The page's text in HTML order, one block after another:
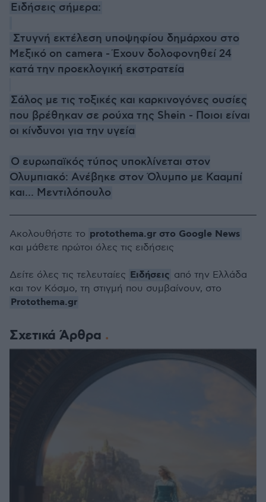
Ειδήσεις σήμερα:
Στυγνή εκτέλεση υποψηφίου δημάρχου στο
Μεξικό on camera - Έχουν δολοφονηθεί 24
κατά την προεκλογική εκστρατεία
Σάλος με τις τοξικές και καρκινογόνες ουσίες
που βρέθηκαν σε ρούχα της Shein - Ποιοι είναι
οι κίνδυνοι για την υγεία
Ο ευρωπαϊκός τύπος υποκλίνεται στον
Ολυμπιακό: Ανέβηκε στον Όλυμπο με Κααμπί
και... Μεντιλόπουλο
Σχετικά Άρθρα
Ακολουθήστε το protothema.gr στο Google News
και μάθετε πρώτοι όλες τις ειδήσεις
Δείτε όλες τις τελευταίες Ειδήσεις από την Ελλάδα
και τον Κόσμο, τη στιγμή που συμβαίνουν, στο
Protothema.gr